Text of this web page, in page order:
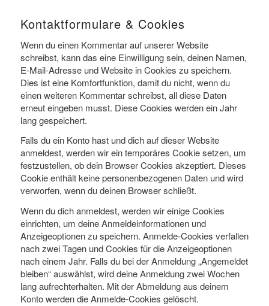
Kontaktformulare & Cookies
Wenn du einen Kommentar auf unserer Website
schreibst, kann das eine Einwilligung sein, deinen Namen,
E-Mail-Adresse und Website in Cookies zu speichern.
Dies ist eine Komfortfunktion, damit du nicht, wenn du
einen weiteren Kommentar schreibst, all diese Daten
erneut eingeben musst. Diese Cookies werden ein Jahr
lang gespeichert.
Falls du ein Konto hast und dich auf dieser Website
anmeldest, werden wir ein temporäres Cookie setzen, um
festzustellen, ob dein Browser Cookies akzeptiert. Dieses
Cookie enthält keine personenbezogenen Daten und wird
verworfen, wenn du deinen Browser schließt.
Wenn du dich anmeldest, werden wir einige Cookies
einrichten, um deine Anmeldeinformationen und
Anzeigeoptionen zu speichern. Anmelde-Cookies verfallen
nach zwei Tagen und Cookies für die Anzeigeoptionen
nach einem Jahr. Falls du bei der Anmeldung „Angemeldet
bleiben“ auswählst, wird deine Anmeldung zwei Wochen
lang aufrechterhalten. Mit der Abmeldung aus deinem
Konto werden die Anmelde-Cookies gelöscht.